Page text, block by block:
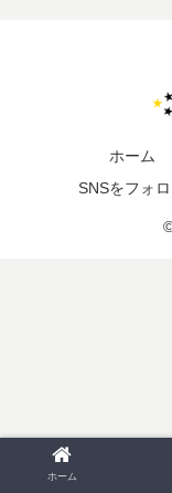
ホーム
SNSをフォ
ホーム